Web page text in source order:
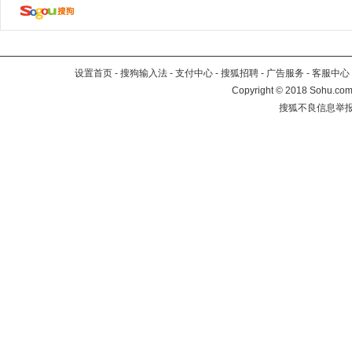
设置首页 - 搜狗输入法 - 支付中心 - 搜狐招聘 - 广告服务 - 客服中心
Copyright©2018
搜狐不良信息举